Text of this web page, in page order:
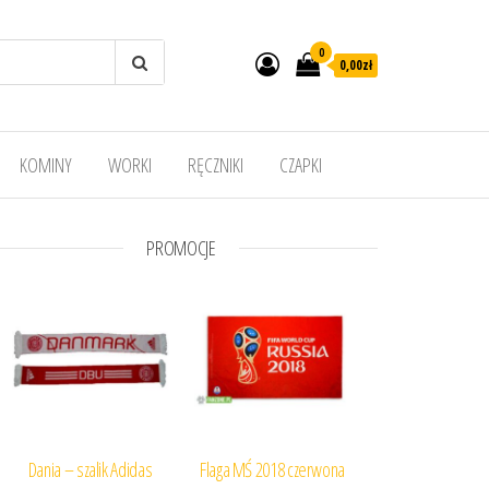
0
0,00zł
KOMINY WORKI RĘCZNIKI CZAPKI
PROMOCJE
Dania – szalik Adidas Flaga MŚ 2018 czerwona